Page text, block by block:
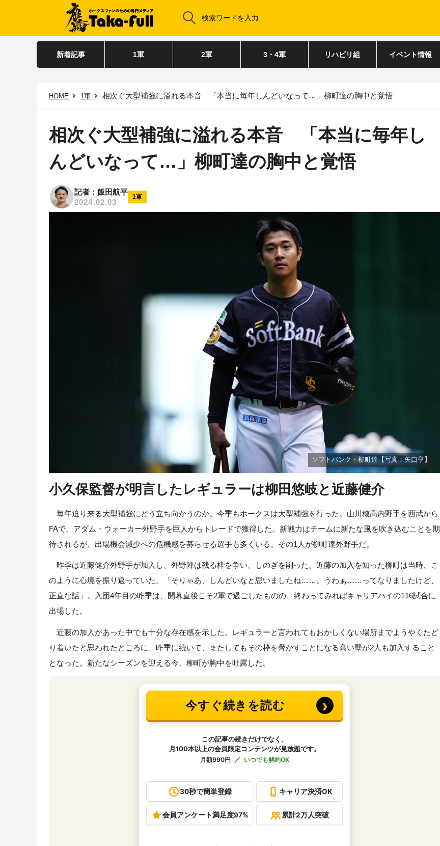
新着記事 1軍 2軍 3・4軍 リハビリ組 イベント情報
HOME 1軍 相次ぐ大型補強に溢れる本音 「本当に毎年しんどいなって…」柳町達の胸中と覚悟
相次ぐ大型補強に溢れる本音 「本当に毎年し
んどいなって…」柳町達の胸中と覚悟
記者：飯田航平
2024.02.03
1軍
ソフトバンク・柳町達【写真：矢口亨】
小久保監督が明言したレギュラーは柳田悠岐と近藤健介
毎年迫り来る大型補強にどう立ち向かうのか。今季もホークスは大型補強を行った。山川穂高内野手を西武から
FAで、アダム・ウォーカー外野手を巨人からトレードで獲得した。新戦力はチームに新たな風を吹き込むことを期
待されるが、出場機会減少への危機感を募らせる選手も多くいる。その1人が柳町達外野手だ。
昨季は近藤健介外野手が加入し、外野陣は残る枠を争い、しのぎを削った。近藤の加入を知った柳町は当時、こ
のように心境を振り返っていた。「そりゃあ、しんどいなと思いましたね……。うわぁ……ってなりましたけど、
正直な話」。入団4年目の昨季は、開幕直後こそ2軍で過ごしたものの、終わってみればキャリアハイの116試合に
出場した。
近藤の加入があった中でも十分な存在感を示した。レギュラーと言われてもおかしくない場所までようやくたど
り着いたと思われたところに、昨季に続いて、またしてもその枠を脅かすことになる高い壁が2人も加入すること
となった。新たなシーズンを迎える今、柳町が胸中を吐露した。